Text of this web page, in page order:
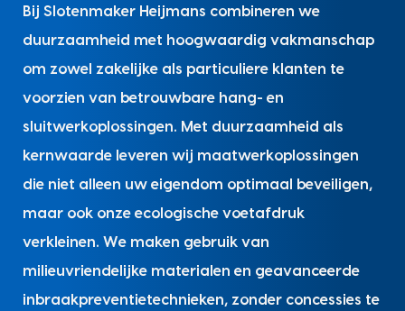
Bij Slotenmaker Heijmans combineren we
duurzaamheid met hoogwaardig vakmanschap
om zowel zakelijke als particuliere klanten te
voorzien van betrouwbare hang- en
sluitwerkoplossingen. Met duurzaamheid als
kernwaarde leveren wij maatwerkoplossingen
die niet alleen uw eigendom optimaal beveiligen,
maar ook onze ecologische voetafdruk
verkleinen. We maken gebruik van
milieuvriendelijke materialen en geavanceerde
inbraakpreventietechnieken, zonder concessies te